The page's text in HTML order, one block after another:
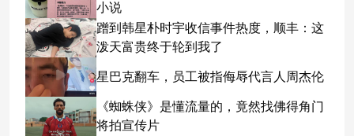
小说
蹭到韩星朴时宇收信事件热度，顺丰：这
泼天富贵终于轮到我了
星巴克翻车，员工被指侮辱代言人周杰伦
《蜘蛛侠》是懂流量的，竟然找佛得角门
将拍宣传片